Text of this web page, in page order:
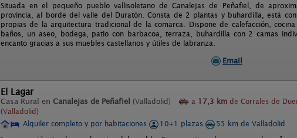
Situada en el pequeño pueblo vallisoletano de Canalejas de Peñafiel, de
provincia, al borde del valle del Duratón. Consta de 2 plantas y buhardilla, está
propias de la arquitectura tradicional de la comarca. Dispone de calefacción,
baños, un aseo, bodega, patio con barbacoa, terraza, buhardilla con 2 camas
encanto gracias a sus muebles castellanos y útiles de labranza.
Email
El Lagar
Casa Rural en Canalejas de Peñafiel (Valladolid) a 17,3 km de Corrales de
(Valladolid)
Alquiler completo y por habitaciones 10+1 plazas
55 km de Valladolid